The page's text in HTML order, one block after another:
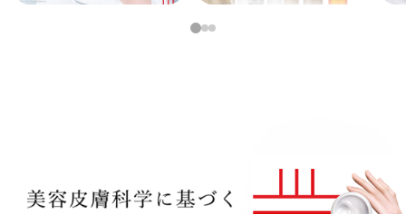
123